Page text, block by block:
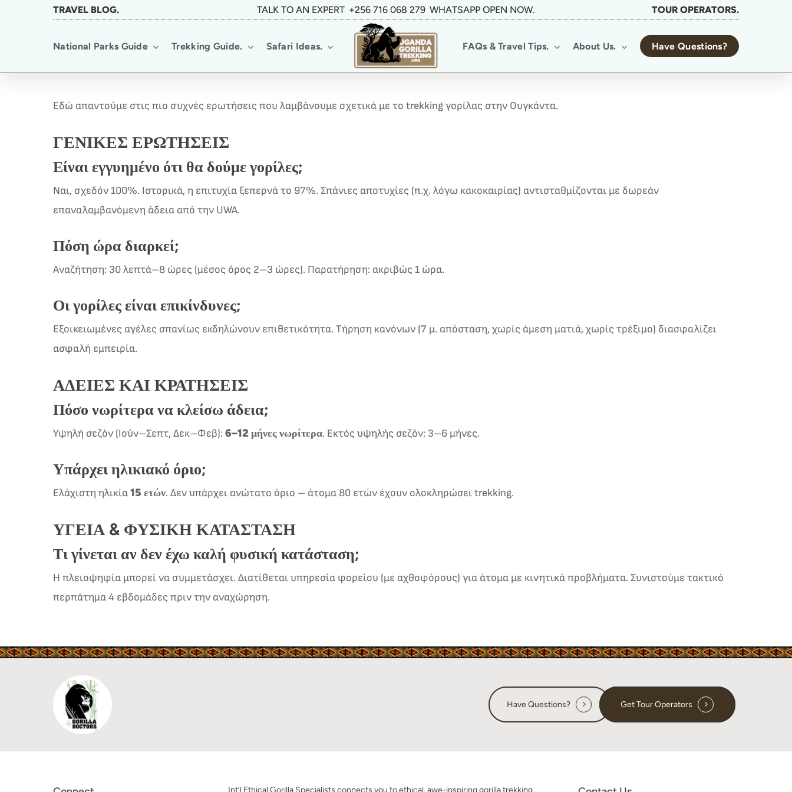
TRAVEL BLOG. TALK TO AN EXPERT +256 716 068 279 WHATSAPP OPEN NOW. TOUR OPERATORS.
National Parks Guide Trekking Guide. Safari Ideas. FAQs & Travel Tips. About Us. Have Questions?
Εδώ απαντούμε στις πιο συχνές ερωτήσεις που λαμβάνουμε σχετικά με το trekking γορίλας στην Ουγκάντα.
ΓΕΝΙΚΈΣ ΕΡΩΤΉΣΕΙΣ
Είναι εγγυημένο ότι θα δούμε γορίλες;
Ναι, σχεδόν 100%. Ιστορικά, η επιτυχία ξεπερνά το 97%. Σπάνιες αποτυχίες (π.χ. λόγω κακοκαιρίας) αντισταθμίζονται με δωρεάν
επαναλαμβανόμενη άδεια από την UWA.
Πόση ώρα διαρκεί;
Αναζήτηση: 30 λεπτά–8 ώρες (μέσος όρος 2–3 ώρες). Παρατήρηση: ακριβώς 1 ώρα.
Οι γορίλες είναι επικίνδυνες;
Εξοικειωμένες αγέλες σπανίως εκδηλώνουν επιθετικότητα. Τήρηση κανόνων (7 μ. απόσταση, χωρίς άμεση ματιά, χωρίς τρέξιμο) διασφαλίζει
ασφαλή εμπειρία.
ΆΔΕΙΕΣ ΚΑΙ ΚΡΑΤΉΣΕΙΣ
Πόσο νωρίτερα να κλείσω άδεια;
Υψηλή σεζόν (Ιούν–Σεπτ, Δεκ–Φεβ): 6–12 μήνες νωρίτερα. Εκτός υψηλής σεζόν: 3–6 μήνες.
Υπάρχει ηλικιακό όριο;
Ελάχιστη ηλικία15 ετών. Δεν υπάρχει ανώτατο όριο – άτομα 80 ετών έχουν ολοκληρώσει trekking.
ΥΓΕΊΑ & ΦΥΣΙΚΉ ΚΑΤΆΣΤΑΣΗ
Τι γίνεται αν δεν έχω καλή φυσική κατάσταση;
Η πλειοψηφία μπορεί να συμμετάσχει. Διατίθεται υπηρεσία φορείου (με αχθοφόρους) για άτομα με κινητικά προβλήματα. Συνιστούμε τακτικό
περπάτημα 4 εβδομάδες πριν την αναχώρηση.
Have Questions? Get Tour Operators
Int’l Ethical Gorilla Specialists connects you to ethical, awe-inspiring gorilla trekking